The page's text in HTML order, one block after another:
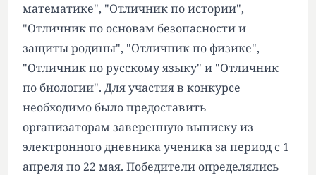
математике", "Отличник по истории",
"Отличник по основам безопасности и
защиты родины", "Отличник по физике",
"Отличник по русскому языку" и "Отличник
по биологии". Для участия в конкурсе
необходимо было предоставить
организаторам заверенную выписку из
электронного дневника ученика за период с 1
апреля по 22 мая. Победители определялись